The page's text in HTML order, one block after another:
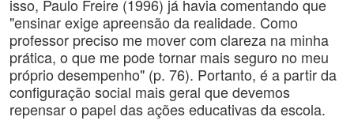
isso, Paulo Freire (1996) já havia comentando que
"ensinar exige apreensão da realidade. Como
professor preciso me mover com clareza na minha
prática, o que me pode tornar mais seguro no meu
próprio desempenho" (p. 76). Portanto, é a partir da
configuração social mais geral que devemos
repensar o papel das ações educativas da escola.